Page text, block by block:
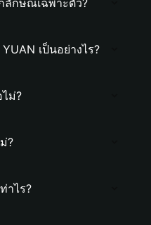
ลักษณ์เฉพาะตัว?
เป็นอย่างไร?
ม่?
?
าไร?